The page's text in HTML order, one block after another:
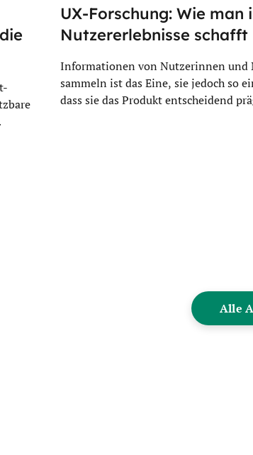
UX-Forschung: Wie man
Nutzererlebnisse schafft
Informationen von Nutzerinnen und
sammeln ist das Eine, sie jedoch so
dass sie das Produkt entscheidend
Alle